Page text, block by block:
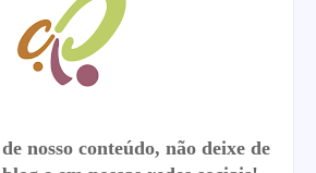
nosso conteúdo, não deixe de